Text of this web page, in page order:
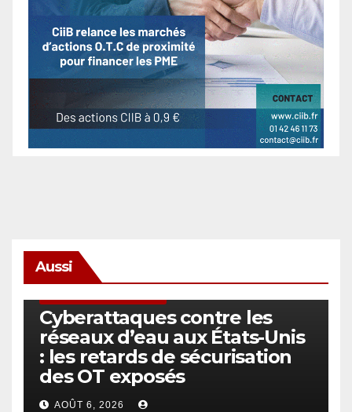
Aussi
Cyberattaques contre les
réseaux d’eau aux États-Unis
: les retards de sécurisation
des OT exposés
AOÛT 6, 2026